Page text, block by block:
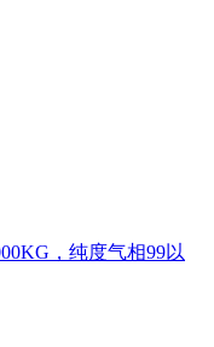
，纯度气相99以